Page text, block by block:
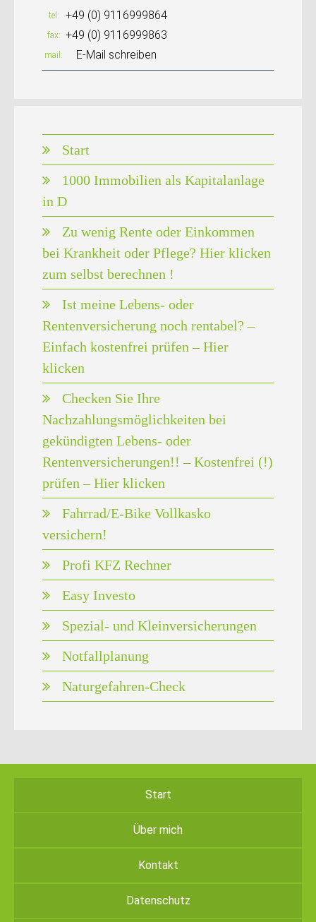
tel +49 (0) 9116999864
fax +49 (0) 9116999863
mail E-Mail schreiben
Start
1000 Immobilien als Kapitalanlage
in D
Zu wenig Rente oder Einkommen
bei Krankheit oder Pflege? Hier klicken
zum selbst berechnen !
Ist meine Lebens- oder
Rentenversicherung noch rentabel? –
Einfach kostenfrei prüfen – Hier
klicken
Checken Sie Ihre
Nachzahlungsmöglichkeiten bei
gekündigten Lebens- oder
Rentenversicherungen!! – Kostenfrei (!)
prüfen – Hier klicken
Fahrrad/E-Bike Vollkasko
versichern!
Profi KFZ Rechner
Easy Investo
Spezial- und Kleinversicherungen
Notfallplanung
Naturgefahren-Check
Start
Über mich
Kontakt
Datenschutz